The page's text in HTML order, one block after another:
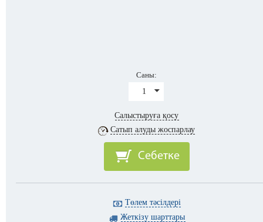
Саны:
1
Салыстыруға қосу
Сатып алуды жоспарлау
Себетке
Төлем тәсілдері
Жеткізу шарттары